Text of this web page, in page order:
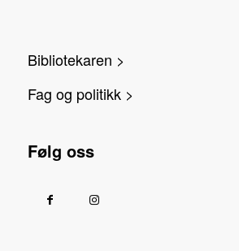
Bibliotekaren >
Fag og politikk >
Følg oss